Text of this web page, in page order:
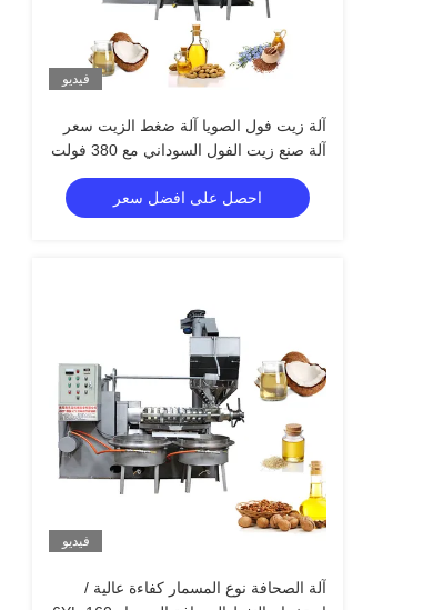
فيديو
آلة زيت فول الصويا آلة ضغط الزيت سعر
آلة صنع زيت الفول السوداني مع 380 فولت
احصل على افضل سعر
فيديو
آلة الصحافة نوع المسمار كفاءة عالية /